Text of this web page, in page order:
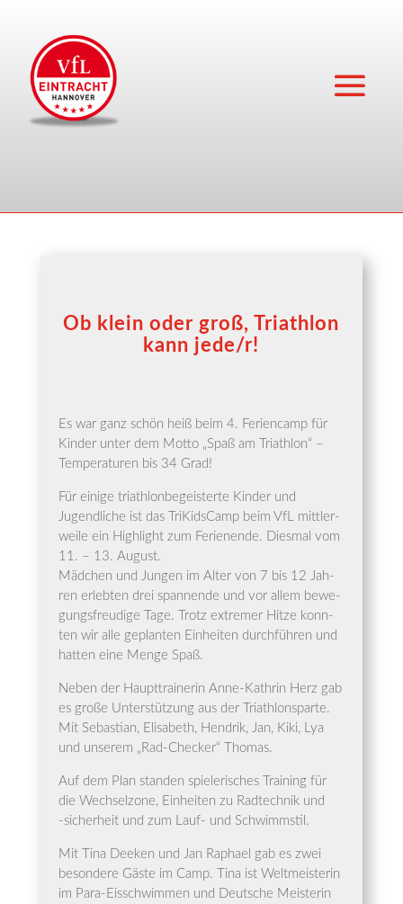
Ob klein oder groß, Triathlon
kann jede/r!
Es war ganz schön heiß beim 4. Feri­en­camp für
Kin­der unter dem Mot­to „Spaß am Tri­ath­lon“ –
Tem­pe­ra­tu­ren bis 34 Grad!
Für eini­ge tri­ath­lon­be­geis­ter­te Kin­der und
Jugend­li­che ist das Tri­KidsCamp beim VfL mitt­ler­
wei­le ein High­light zum Feri­en­en­de. Dies­mal vom
11. – 13. August.
Mäd­chen und Jun­gen im Alter von 7 bis 12 Jah­
ren erleb­ten drei span­nen­de und vor allem bewe­
gungs­freu­di­ge Tage. Trotz extre­mer Hit­ze konn­
ten wir alle geplan­ten Ein­hei­ten durch­füh­ren und
hat­ten eine Men­ge Spaß.
Neben der Haupt­trai­ne­rin Anne-Kath­rin Herz gab
es gro­ße Unter­stüt­zung aus der Tri­ath­lonspar­te.
Mit Sebas­ti­an, Eli­sa­beth, Hen­drik, Jan, Kiki, Lya
und unse­rem „Rad-Che­cker“ Thomas.
Auf dem Plan stan­den spie­le­ri­sches Trai­ning für
die Wech­sel­zo­ne, Ein­hei­ten zu Rad­tech­nik und
‑sicher­heit und zum Lauf- und Schwimmstil.
Mit Tina Deeken und Jan Rapha­el gab es zwei
beson­de­re Gäs­te im Camp. Tina ist Welt­meis­te­rin
im Para-Eis­schwim­men und Deut­sche Meis­te­rin